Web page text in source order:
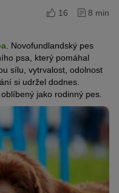
16
8 min
. Novofundlandský pes
psa, který pomáhal
sílu, vytrvalost, odolnost
si udržel dodnes.
jako rodinný pes.